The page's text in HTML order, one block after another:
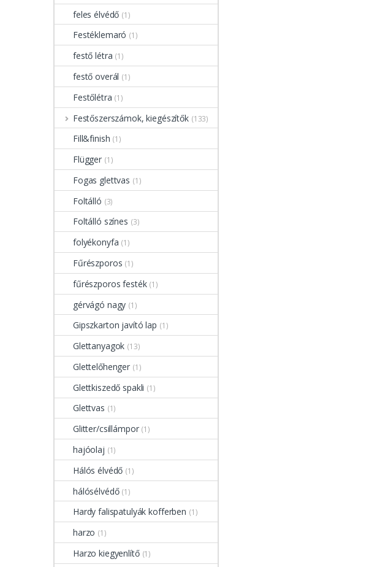
feles élvédő (1)
Festéklemaró (1)
festő létra (1)
festő overál (1)
Festőlétra (1)
Festőszerszámok, kiegészítők (133)
Fill&finish (1)
Flügger (1)
Fogas glettvas (1)
Foltálló (3)
Foltálló színes (3)
folyékonyfa (1)
Fűrészporos (1)
fűrészporos festék (1)
gérvágó nagy (1)
Gipszkarton javító lap (1)
Glettanyagok (13)
Glettelőhenger (1)
Glettkiszedő spakli (1)
Glettvas (1)
Glitter/csillámpor (1)
hajóolaj (1)
Hálós élvédő (1)
hálósélvédő (1)
Hardy falispatulyák kofferben (1)
harzo (1)
Harzo kiegyenlítő (1)